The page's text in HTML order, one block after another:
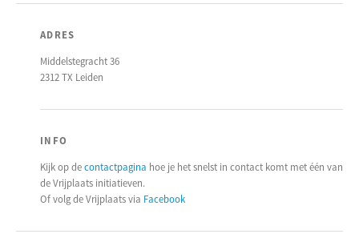
ADRES
Middelstegracht 36
2312 TX Leiden
INFO
Kijk op decontactpagina hoe je het snelst in contact komt met één van
de Vrijplaats initiatieven.
Of volg de Vrijplaats via Facebook